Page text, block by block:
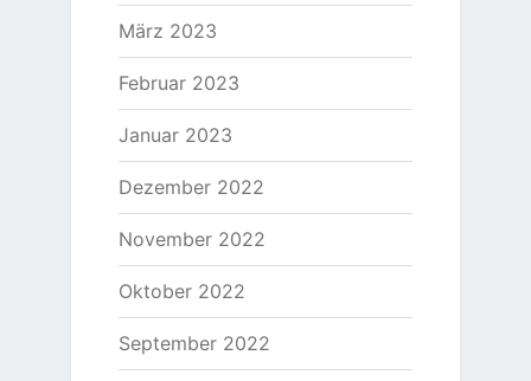
März 2023
Februar 2023
Januar 2023
Dezember 2022
November 2022
Oktober 2022
September 2022